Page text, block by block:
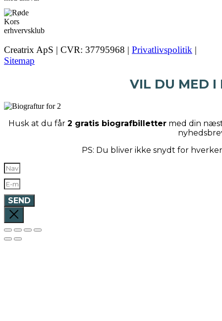
Creatrix ApS | CVR: 37795968 | Privatlivspolitik |
Sitemap
VIL DU MED I
Husk at du får 2 gratis biografbillettermed din
PS: Du bliver ikke snydt for
SEND